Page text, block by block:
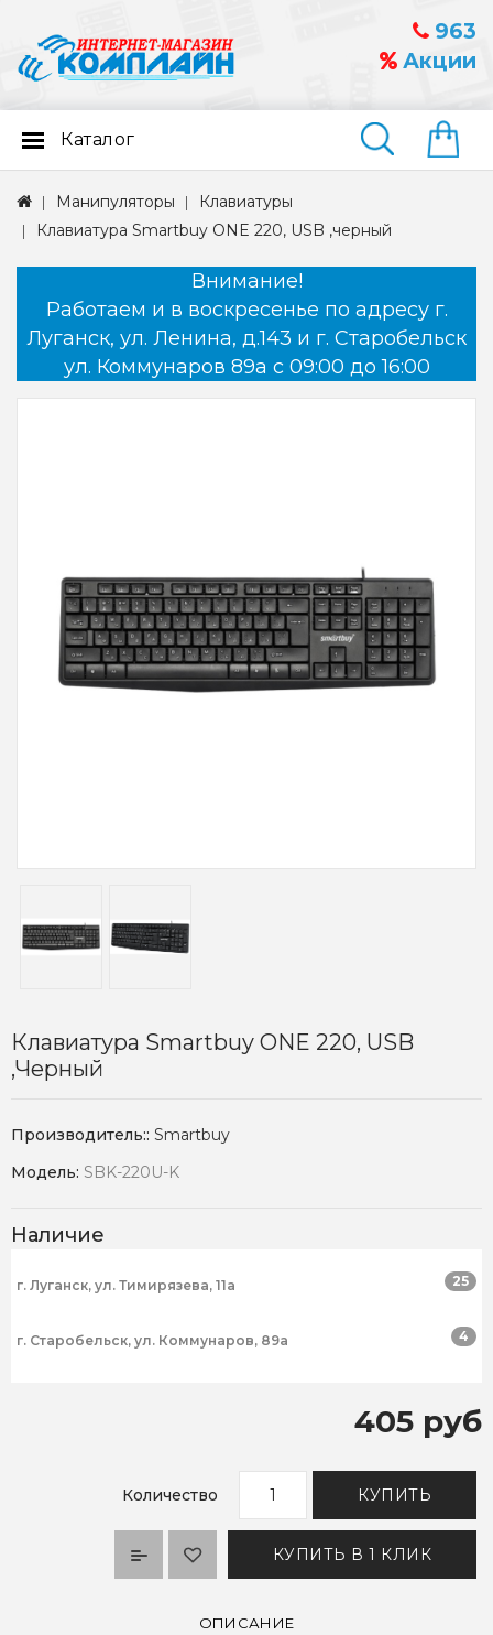
963
Акции
Найти
Каталог
Манипуляторы
Клавиатуры
Клавиатура Smartbuy ONE 220, USB ,черный
Внимание!
Работаем и в воскресенье по адресу г.
Луганск, ул. Ленина, д.143 и г. Старобельск
ул. Коммунаров 89а с 09:00 до 16:00
Клавиатура Smartbuy ONE 220, USB
,черный
Производитель:: Smartbuy
Модель: SBK-220U-K
Наличие
г. Луганск, ул. Тимирязева, 11а 25
г. Старобельск, ул. Коммунаров, 89а 4
405 руб
Количество КУПИТЬ
КУПИТЬ В 1 КЛИК
ОПИСАНИЕ